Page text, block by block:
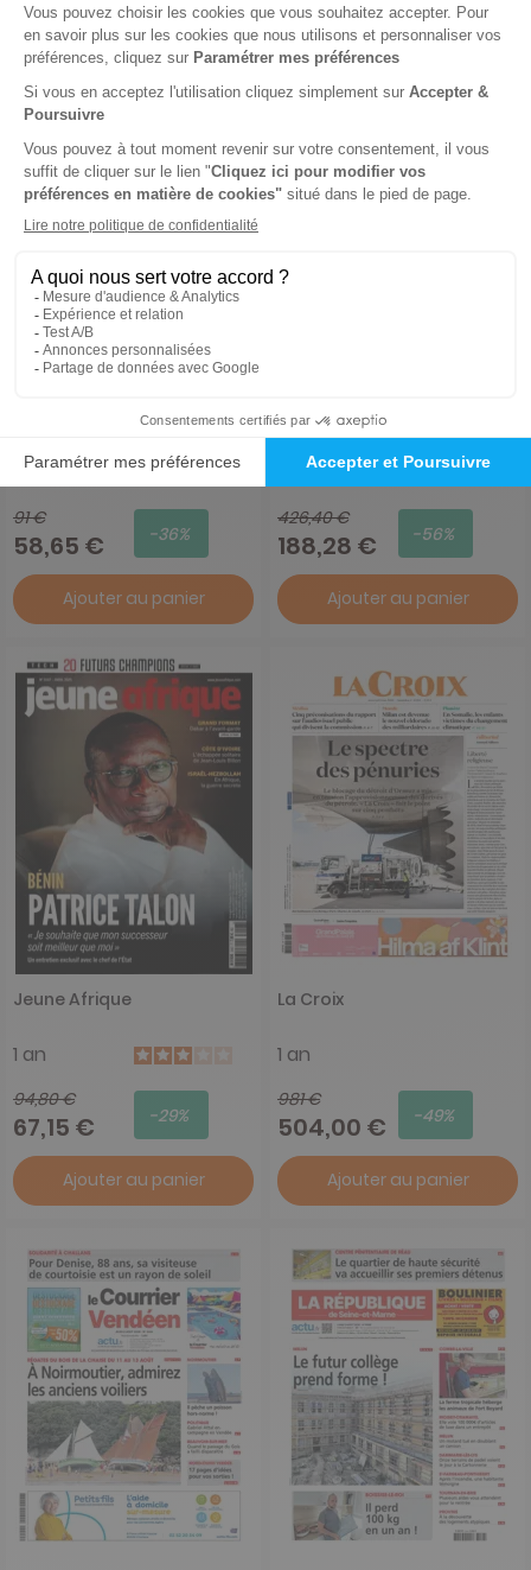
Ajouter au panier Ajouter au panier
6 mois
91 €
58,65 € -36%
Ajouter au panier
Aujourd'hui en France
6 mois
426,40 €
188,28 € -56%
Ajouter au panier
Jeune Afrique
1 an
94,80 €
67,15 € -29%
Ajouter au panier
La Croix
1 an
981 €
504,00 € -49%
Ajouter au panier